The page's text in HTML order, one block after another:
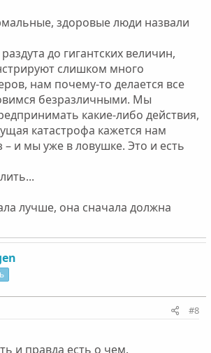
здоровые люди назвали
до гигантских величин,
слишком много
нам почему-то делается все
безразличными. Мы
какие-либо действия,
катастрофа кажется нам
– и мы уже в ловушке. Это и есть
лучше, она сначала должна
#8
и правда есть о чем.